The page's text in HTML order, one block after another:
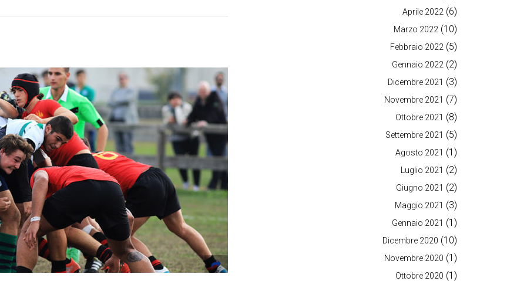
Aprile 2022 (6)
Marzo 2022 (10)
Febbraio 2022 (5)
Gennaio 2022 (2)
Dicembre 2021 (3)
Novembre 2021 (7)
Ottobre 2021 (8)
Settembre 2021 (5)
Agosto 2021 (1)
Luglio 2021 (2)
Giugno 2021 (2)
Maggio 2021 (3)
Gennaio 2021 (1)
Dicembre 2020 (10)
Novembre 2020 (1)
Ottobre 2020 (1)